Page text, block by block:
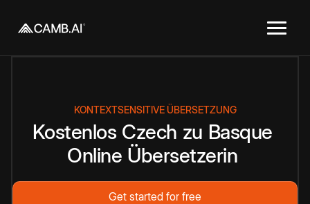
KONTEXTSENSITIVE ÜBERSETZUNG
Kostenlos Czech zu Basque
Online Übersetzerin
Get started for free